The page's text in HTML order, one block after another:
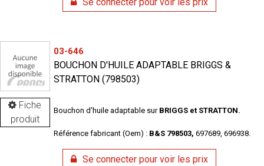
Fiche
produit
03-646
BOUCHON D'HUILE ADAPTABLE BRIGGS &
STRATTON (798503)
Bouchon d'huile adaptable sur BRIGGS et STRATTON.
Référence fabricant (Oem) : B&S 798503, 697689, 696938.
Se connecter pour voir les prix